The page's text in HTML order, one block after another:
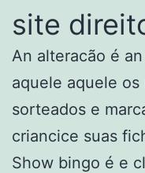
site
An alteracão é
aquele aquele os
sorteados e
criancice suas
Show bingo é e